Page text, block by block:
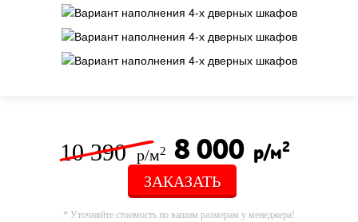
10 390 р/м2 8 000 р/м2
ЗАКАЗАТЬ
* Уточняйте стоимость по вашим размерам у менеджера!